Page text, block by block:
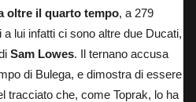
oltre il quarto tempo, a 279
lui infatti ci sono altre due Ducati,
Sam Lowes. Il ternano accusa
di Bulega, e dimostra di essere
tracciato che, come Toprak, lo ha